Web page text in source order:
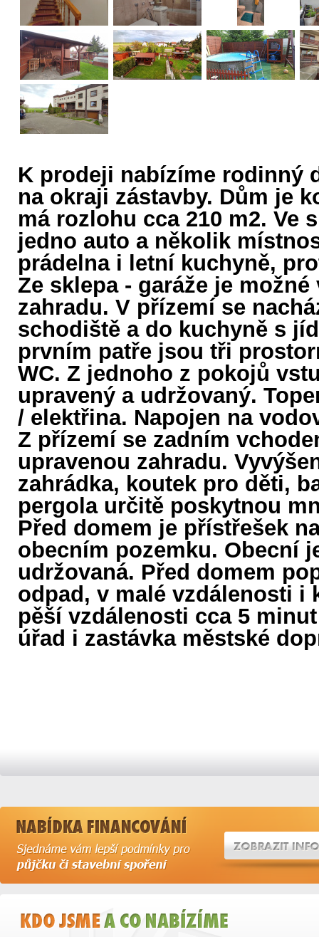
K prodeji nabízíme rodinný
na okraji zástavby. Dům je
má rozlohu cca 210 m2. Ve
jedno auto a několik
prádelna i letní kuchyně,
Ze sklepa - garáže je
zahradu. V přízemí se
schodiště a do kuchyně s
prvním patře jsou tři
WC. Z jednoho z pokojů
upravený a udržovaný.
/ elektřina. Napojen na
Z přízemí se zadním
upravenou zahradu.
zahrádka, koutek pro děti,
pergola určitě poskytnou
Před domem je přístřešek
obecním pozemku. Obecní
udržovaná. Před domem
odpad, v malé vzdálenosti i
pěší vzdálenosti cca 5
úřad i zastávka městské